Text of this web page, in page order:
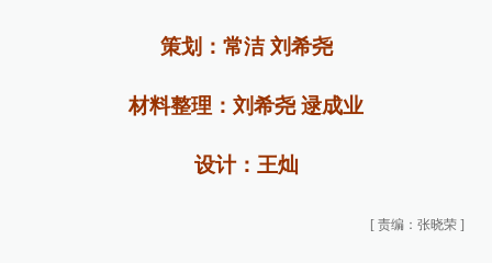
策划：常洁 刘希尧
材料整理：刘希尧 逯成业
设计：王灿
[ 责编：张晓荣 ]